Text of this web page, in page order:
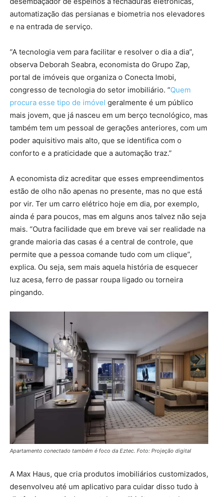
automatização das persianas e biometria nos elevadores
e na entrada de serviço.
“A tecnologia vem para facilitar e resolver o dia a dia”,
observa Deborah Seabra, economista do Grupo Zap,
portal de imóveis que organiza o Conecta Imobi,
congresso de tecnologia do setor imobiliário. “Quem
procura esse tipo de imóvel geralmente é um público
mais jovem, que já nasceu em um berço tecnológico, mas
também tem um pessoal de gerações anteriores, com um
poder aquisitivo mais alto, que se identifica com o
conforto e a praticidade que a automação traz.”
A economista diz acreditar que esses empreendimentos
estão de olho não apenas no presente, mas no que está
por vir. Ter um carro elétrico hoje em dia, por exemplo,
ainda é para poucos, mas em alguns anos talvez não seja
mais. “Outra facilidade que em breve vai ser realidade na
grande maioria das casas é a central de controle, que
permite que a pessoa comande tudo com um clique”,
explica. Ou seja, sem mais aquela história de esquecer
luz acesa, ferro de passar roupa ligado ou torneira
pingando.
Apartamento conectado também é foco da Eztec. Foto: Projeção digital
A Max Haus, que cria produtos imobiliários customizados,
desenvolveu até um aplicativo para cuidar disso tudo à